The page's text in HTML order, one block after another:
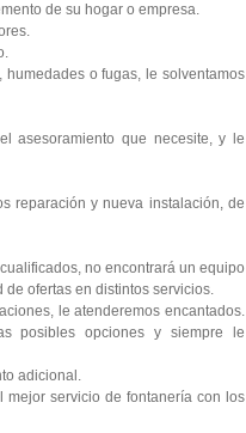
de su hogar o empresa.
o fugas, le solventamos
asesoramiento que necesite, y le
reparación y nueva instalación, de
no encontrará un equipo
ofertas en distintos servicios.
le atenderemos encantados.
posibles opciones y siempre le
adicional.
mejor servicio de fontanería con los